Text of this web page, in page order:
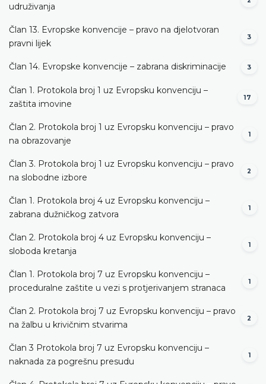
udruživanja
Član 13. Evropske konvencije – pravo na djelotvoran
pravni lijek
3
Član 14. Evropske konvencije – zabrana diskriminacije 3
Član 1. Protokola broj 1 uz Evropsku konvenciju –
zaštita imovine
17
Član 2. Protokola broj 1 uz Evropsku konvenciju – pravo
na obrazovanje
1
Član 3. Protokola broj 1 uz Evropsku konvenciju – pravo
na slobodne izbore
2
Član 1. Protokola broj 4 uz Evropsku konvenciju –
zabrana dužničkog zatvora
1
Član 2. Protokola broj 4 uz Evropsku konvenciju –
sloboda kretanja
1
Član 1. Protokola broj 7 uz Evropsku konvenciju –
proceduralne zaštite u vezi s protjerivanjem stranaca
1
Član 2. Protokola broj 7 uz Evropsku konvenciju – pravo
na žalbu u krivičnim stvarima
2
Član 3 Protokola broj 7 uz Evropsku konvenciju –
naknada za pogrešnu presudu
1